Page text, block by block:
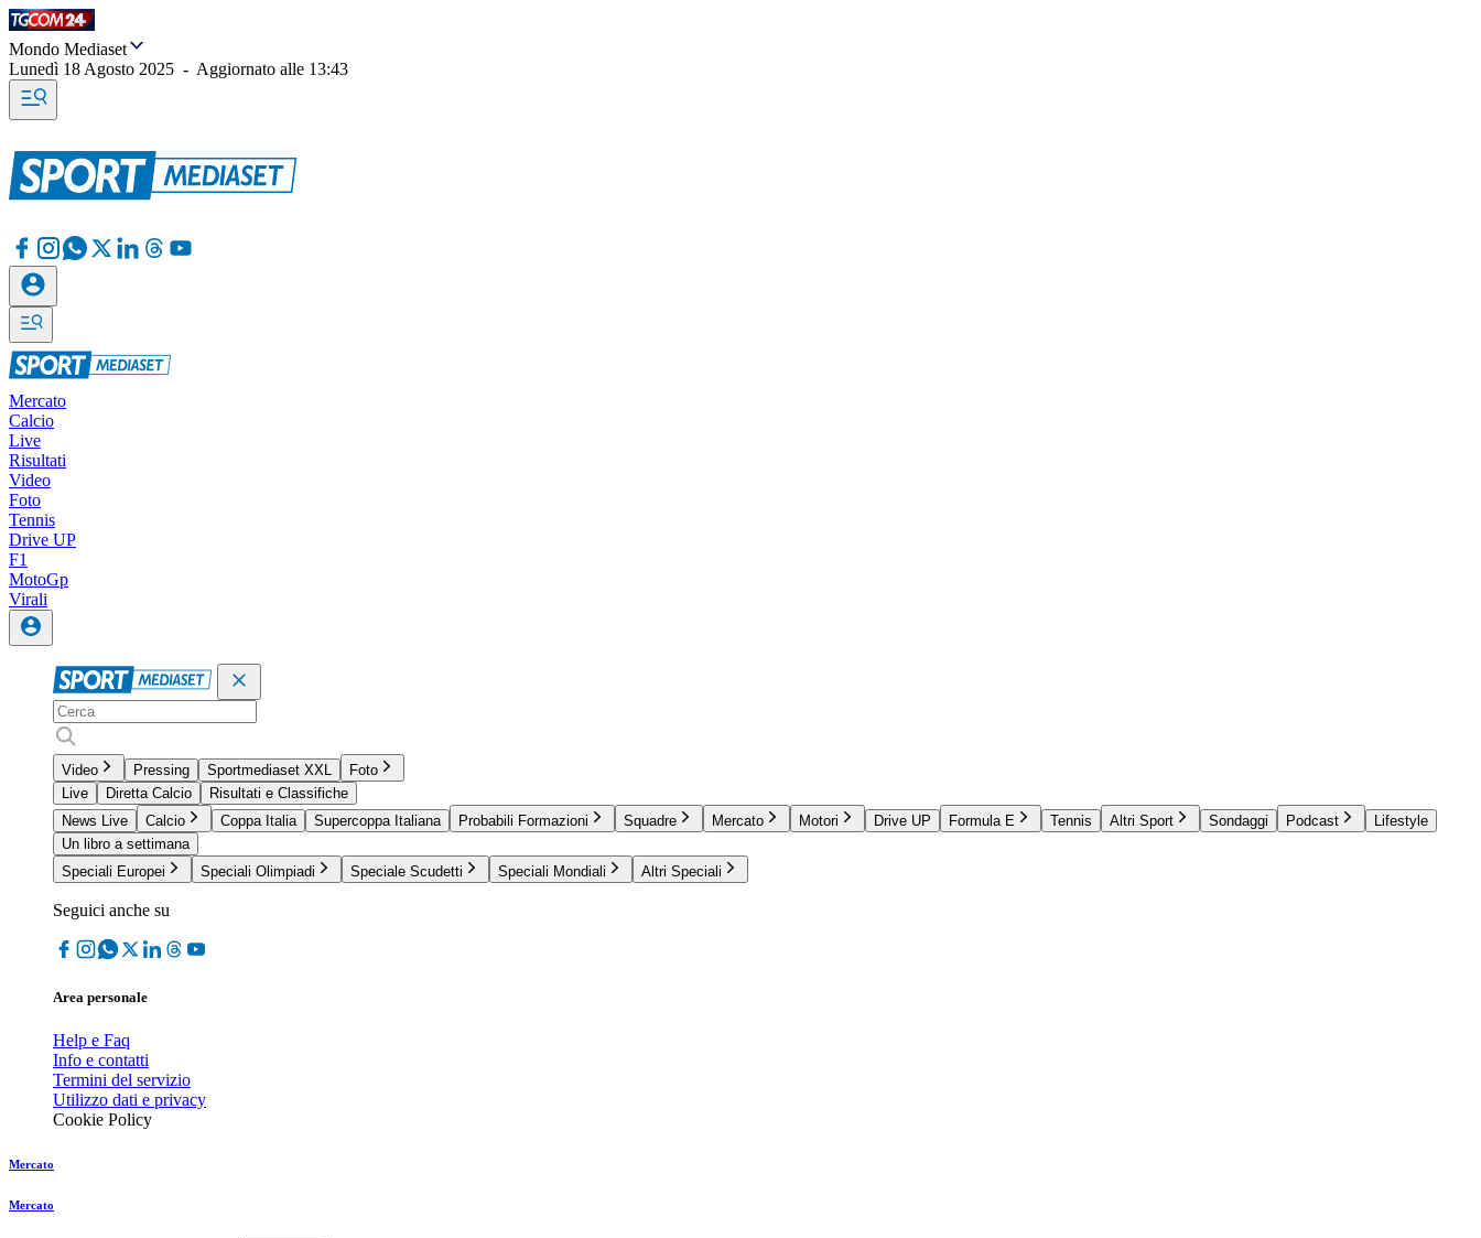
Mondo Mediaset
Lunedì 18 Agosto 2025 - Aggiornato alle 13:43
Mercato
Calcio
Live
Risultati
Video
Foto
Tennis
Drive UP
F1
MotoGp
Virali
Video Pressing Sportmediaset XXL
Foto
Live
Diretta Calcio
Risultati e Classifiche
News Live
Calcio Coppa Italia Supercoppa Italiana Probabili Formazioni Squadre Mercato Motori Drive UP Formula E Tennis Altri Sport Sondaggi Podcast
Lifestyle
Un libro a settimana
Speciali Europei
Speciali Olimpiadi Speciale Scudetti Speciali Mondiali Altri Speciali
Seguici anche su
Area personale
Help e Faq
Info e contatti
Termini del servizio
Utilizzo dati e privacy
Cookie Policy
Mercato
Mercato